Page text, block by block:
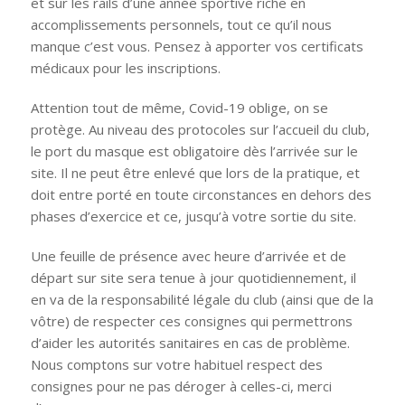
accomplissements personnels, tout ce qu’il nous
manque c’est vous. Pensez à apporter vos certificats
médicaux pour les inscriptions.
Attention tout de même, Covid-19 oblige, on se
protège. Au niveau des protocoles sur l’accueil du club,
le port du masque est obligatoire dès l’arrivée sur le
site. Il ne peut être enlevé que lors de la pratique, et
doit entre porté en toute circonstances en dehors des
phases d’exercice et ce, jusqu’à votre sortie du site.
Une feuille de présence avec heure d’arrivée et de
départ sur site sera tenue à jour quotidiennement, il
en va de la responsabilité légale du club (ainsi que de la
vôtre) de respecter ces consignes qui permettrons
d’aider les autorités sanitaires en cas de problème.
Nous comptons sur votre habituel respect des
consignes pour ne pas déroger à celles-ci, merci